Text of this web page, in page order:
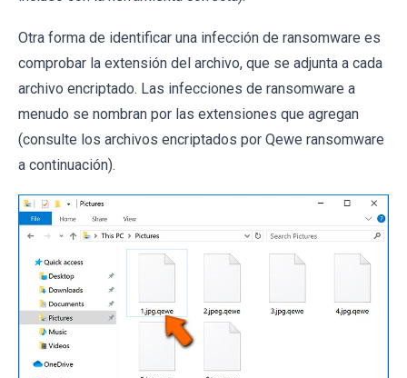
Otra forma de identificar una infección de ransomware es
comprobar la extensión del archivo, que se adjunta a cada
archivo encriptado. Las infecciones de ransomware a
menudo se nombran por las extensiones que agregan
(consulte los archivos encriptados por Qewe ransomware
a continuación).